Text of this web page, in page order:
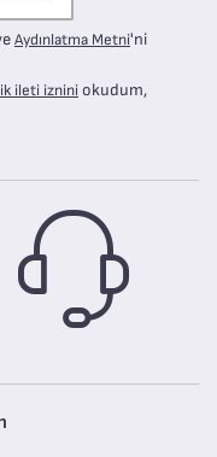
Aydınlatma Metni'ni
ileti iznini okudum,